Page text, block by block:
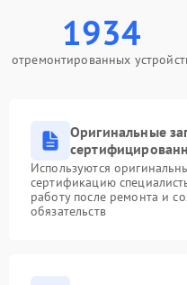
1934
отремонтированных
Оригинальные
Используются
сертификацию
работу после ремонта и
обязательств